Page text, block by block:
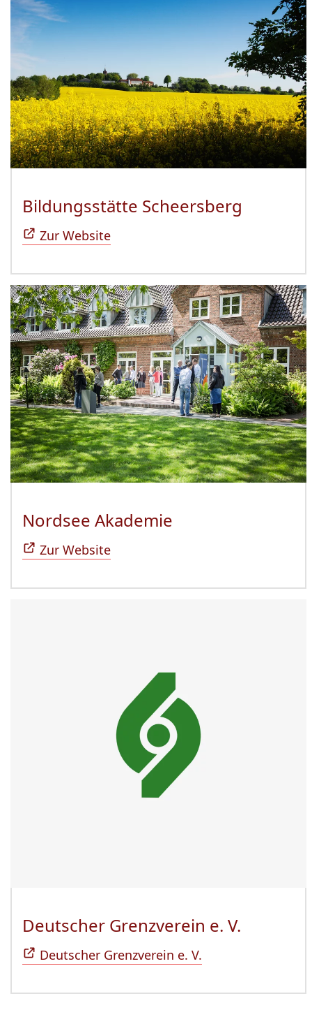
Bildungsstätte Scheersberg
Zur Website
Nordsee Akademie
Zur Website
Deutscher Grenzverein e. V.
Deutscher Grenzverein e. V.